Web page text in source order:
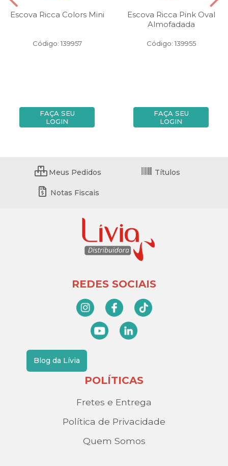
Escova Ricca Colors Mini
Código: 139957
FAÇA SEU
LOGIN
Escova Ricca Pink Oval
Almofadada
Código: 139955
FAÇA SEU
LOGIN
Meus Pedidos Títulos
Notas Fiscais
REDES SOCIAIS
Blog da Lívia
POLÍTICAS
Fretes e Entrega
Política de Privacidade
Quem Somos